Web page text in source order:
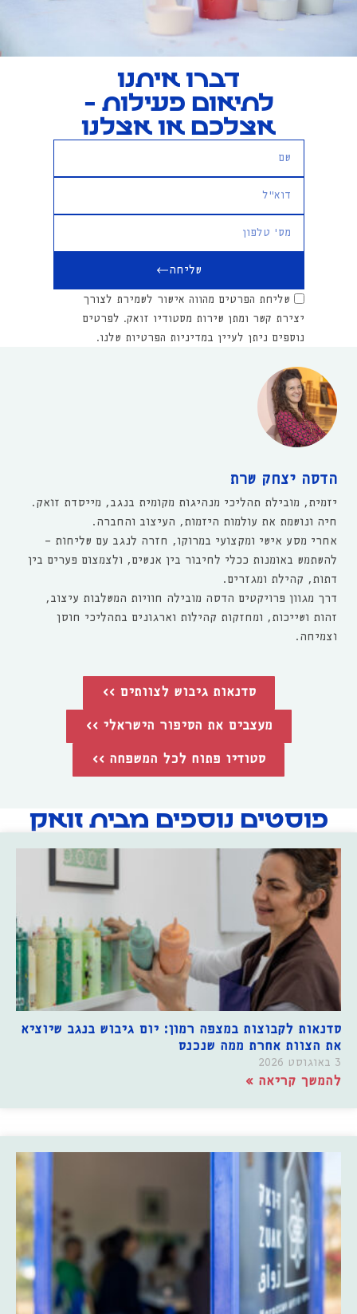
הדסה יצחק שרת
יזמית, מובילת תהליכי מנהיגות מקומית בנגב, מייסדת זואק.
חיה ונושמת את עולמות היזמות, העיצוב והחברה.
אחרי מסע אישי ומקצועי במרוקו, חזרה לנגב עם שליחות -
להשתמש באומנות ככלי לחיבור בין אנשים, ולצמצום פערים בין
דתות, קהילת ומגזרים.
דרך מגוון פרויקטים הדסה מובילה חוויות המשלבות עיצוב,
זהות ושייכות, ומחזקות קהילות וארגונים בתהליכי חוסן
וצמיחה.
סדנאות גיבוש לצוותים >>
מעצבים את הסיפור הישראלי >>
סטודיו פתוח לכל המשפחה >>
דברו איתנו
לתיאום פעילות -
אצלכם או אצלנו
שליחת הפרטים מהווה אישור לשמירת לצורך
יצירת קשר ומתן שירות מסטודיו זואק. לפרטים
נוספים ניתן לעיין במדיניות הפרטיות שלנו.
שליחה
פוסטים נוספים מבית זואק
סדנאות לקבוצות במצפה רמון: יום גיבוש בנגב שיוציא
את הצוות אחרת ממה שנכנס
3 באוגוסט 2026
להמשך קריאה »